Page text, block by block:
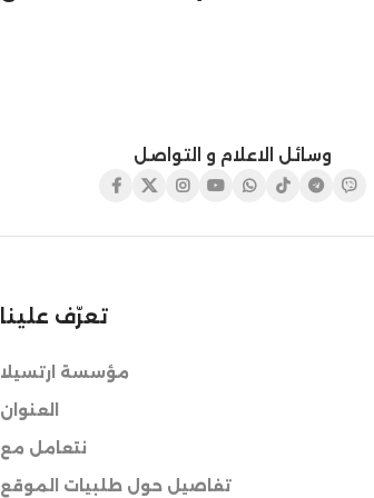
وسائل الاعلام و التواصل
تعرّف علينا
مؤسسة ارتسيلا
العنوان
نتعامل مع
تفاصيل حول طلبيات الموقع